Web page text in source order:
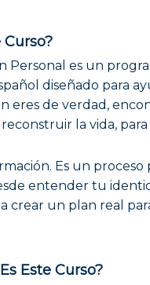
Curso?
Personal es un
diseñado para
eres de verdad,
la vida,
Es un proceso
entender tu
crear un plan real
Este Curso?